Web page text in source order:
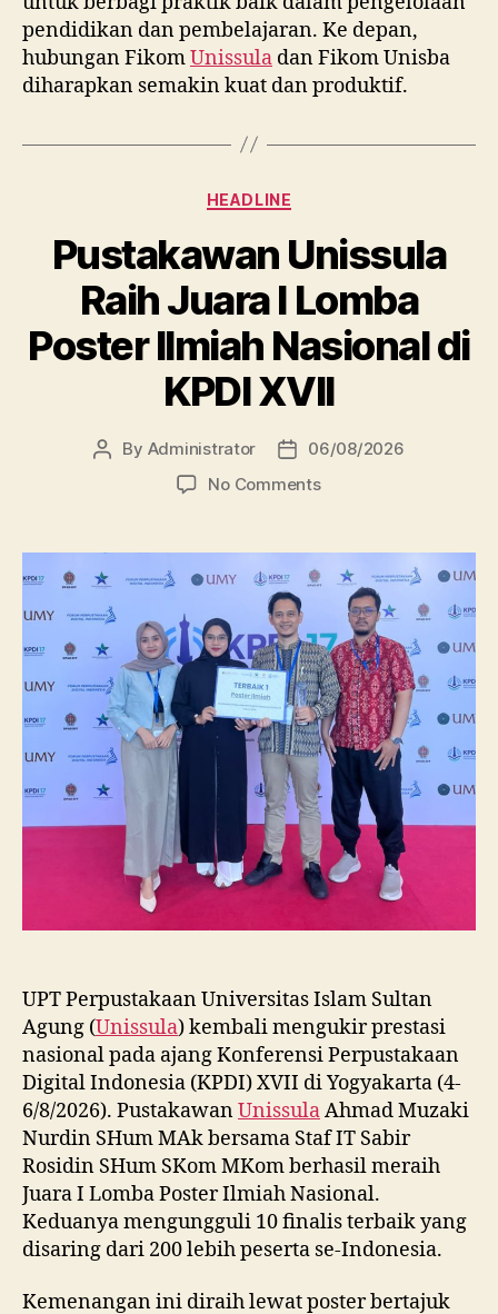
pendidikan dan pembelajaran. Ke depan,
hubungan FikomUnissula dan Fikom Unisba
diharapkan semakin kuat dan produktif.
Categories
HEADLINE
Pustakawan Unissula
Raih Juara I Lomba
Poster Ilmiah Nasional di
KPDI XVII
Post
By Administrator
Post
date
06/08/2026
No Commentson
Raih
Juara
Lomba
Poster
Ilmiah
Nasional
di
KPDI
XVII
UPT Perpustakaan Universitas Islam Sultan
Agung (Unissula) kembali mengukir prestasi
nasional pada ajang Konferensi Perpustakaan
Digital Indonesia (KPDI) XVII di Yogyakarta (4-
6/8/2026). PustakawanUnissulaAhmad Muzaki
Nurdin SHum MAk bersama Staf IT Sabir
Rosidin SHum SKom MKom berhasil meraih
Juara I Lomba Poster Ilmiah Nasional.
Keduanya mengungguli 10 finalis terbaik yang
disaring dari 200 lebih peserta se-Indonesia.
Kemenangan ini diraih lewat poster bertajuk